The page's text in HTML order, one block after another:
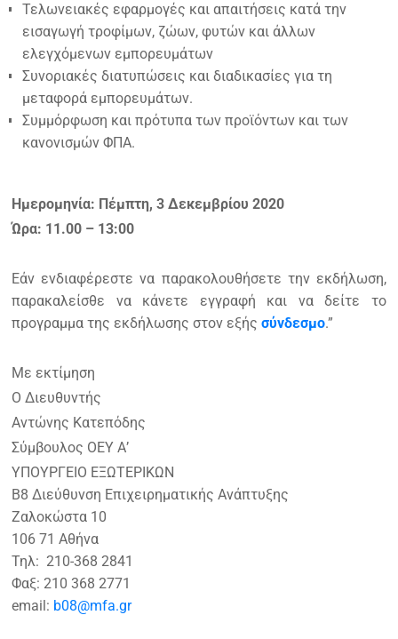
Τελωνειακές εφαρμογές και απαιτήσεις κατά την
εισαγωγή τροφίμων, ζώων, φυτών και άλλων
ελεγχόμενων εμπορευμάτων
Συνοριακές διατυπώσεις και διαδικασίες για τη
μεταφορά εμπορευμάτων.
Συμμόρφωση και πρότυπα των προϊόντων και των
κανονισμών ΦΠΑ.
Ημερομηνία: Πέμπτη, 3 Δεκεμβρίου 2020
Ώρα: 11.00 – 13:00
Εάν ενδιαφέρεστε να παρακολουθήσετε την εκδήλωση,
παρακαλείσθε να κάνετε εγγραφή και να δείτε το
προγραμμα της εκδήλωσης στον εξής σύνδεσμο.”
Με εκτίμηση
Ο Διευθυντής
Αντώνης Κατεπόδης
Σύμβουλος ΟΕΥ Α’
ΥΠΟΥΡΓΕΙΟ ΕΞΩΤΕΡΙΚΩΝ
Β8 Διεύθυνση Επιχειρηματικής Ανάπτυξης
Ζαλοκώστα 10
106 71 Αθήνα
Τηλ: 210-368 2841
Φαξ: 210 368 2771
email: b08@mfa.gr